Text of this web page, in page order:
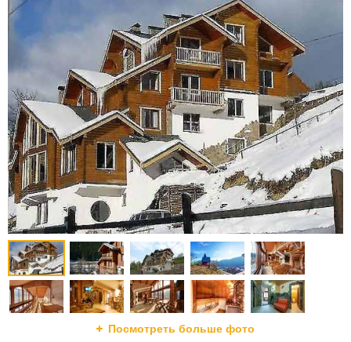
Посмотреть больше фото